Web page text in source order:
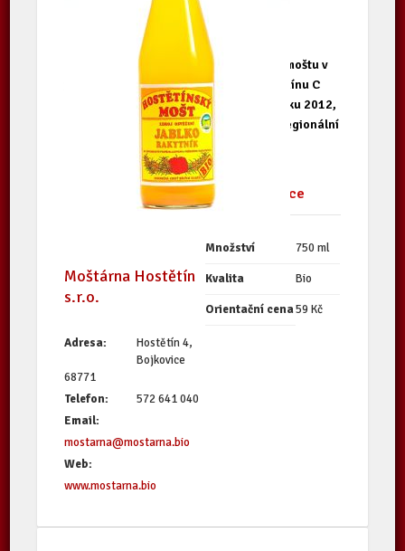
Příznivé účinky rakytníku a jablečného moštu v
jednom! Rakytník - to je až 4× více vitamínu C
než v pomeranči! Česká biopotravina roku 2012,
kategorie bio nápoje. Držitel ocenění Regionální
potravina Zlínského kraje 2014.
Kontaktní údaje
producenta
Moštárna Hostětín
s.r.o.
Adresa:
Hostětín 4,
Bojkovice
68771
Telefon:
572 641 040
Email:
mostarna@mostarna.bio
Web:
www.mostarna.bio
Další informace
Množství 750 ml
Kvalita Bio
Orientační cena59 Kč